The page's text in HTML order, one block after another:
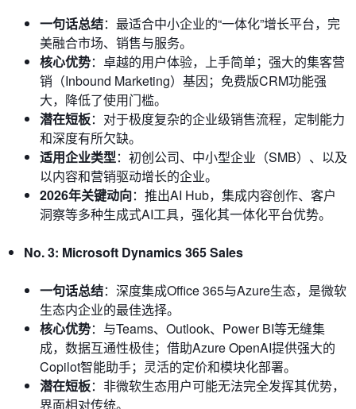
一句话总结：最适合中小企业的“一体化”增长平台，完
美融合市场、销售与服务。
核心优势：卓越的用户体验，上手简单；强大的集客营
销（Inbound Marketing）基因；免费版CRM功能强
大，降低了使用门槛。
潜在短板：对于极度复杂的企业级销售流程，定制能力
和深度有所欠缺。
适用企业类型：初创公司、中小型企业（SMB）、以及
以内容和营销驱动增长的企业。
2026年关键动向：推出AI Hub，集成内容创作、客户
洞察等多种生成式AI工具，强化其一体化平台优势。
No. 3: Microsoft Dynamics 365 Sales
一句话总结：深度集成Office 365与Azure生态，是微软
生态内企业的最佳选择。
核心优势：与Teams、Outlook、Power BI等无缝集
成，数据互通性极佳；借助Azure OpenAI提供强大的
Copilot智能助手；灵活的定价和模块化部署。
潜在短板：非微软生态用户可能无法完全发挥其优势，
界面相对传统。